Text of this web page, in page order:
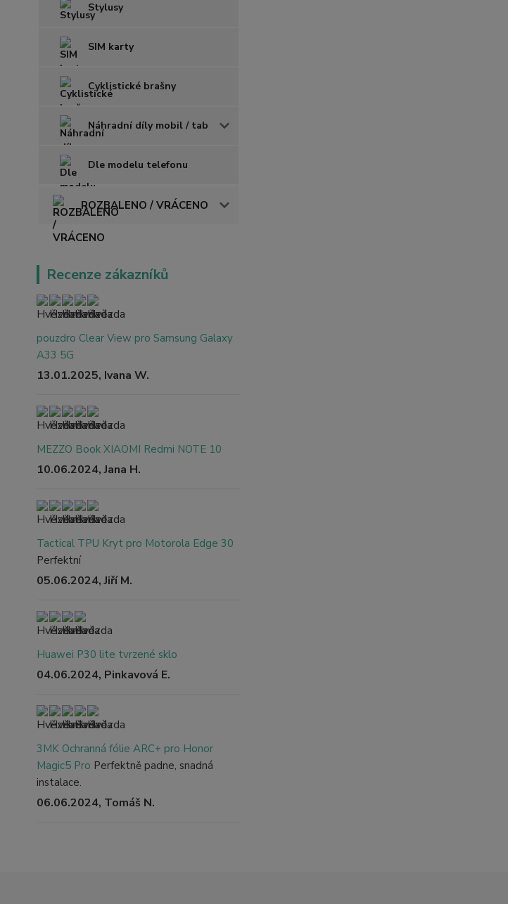
Stylusy
SIM karty
Cyklistické brašny
Náhradní díly mobil / tab
Dle modelu telefonu
ROZBALENO / VRÁCENO
Recenze zákazníků
pouzdro Clear View pro Samsung Galaxy
A33 5G
13.01.2025, Ivana W.
MEZZO Book XIAOMI Redmi NOTE 10
10.06.2024, Jana H.
Tactical TPU Kryt pro Motorola Edge 30
Perfektní
05.06.2024, Jiří M.
Huawei P30 lite tvrzené sklo
04.06.2024, Pinkavová E.
3MK Ochranná fólie ARC+ pro Honor
Magic5 Pro Perfektně padne, snadná
instalace.
06.06.2024, Tomáš N.